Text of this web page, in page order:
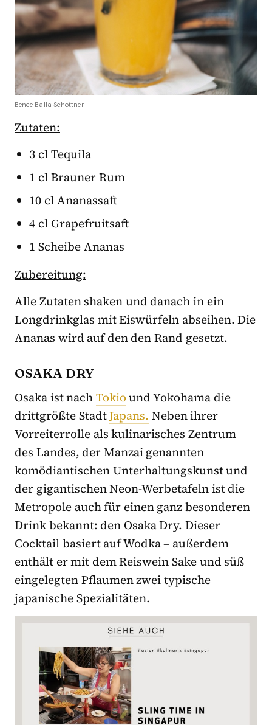
Bence Balla Schottner
Zutaten:
3 cl Tequila
1 cl Brauner Rum
10 cl Ananassaft
4 cl Grapefruitsaft
1 Scheibe Ananas
Zubereitung:
Alle Zutaten shaken und danach in ein
Longdrinkglas mit Eiswürfeln abseihen. Die
Ananas wird auf den den Rand gesetzt.
OSAKA DRY
Osaka ist nachTokiound Yokohama die
drittgrößte StadtJapans. Neben ihrer
Vorreiterrolle als kulinarisches Zentrum
des Landes, der Manzai genannten
komödiantischen Unterhaltungskunst und
der gigantischen Neon-Werbetafeln ist die
Metropole auch für einen ganz besonderen
Drink bekannt: den Osaka Dry. Dieser
Cocktail basiert auf Wodka – außerdem
enthält er mit dem Reiswein Sake und süß
eingelegten Pflaumen zwei typische
japanische Spezialitäten.